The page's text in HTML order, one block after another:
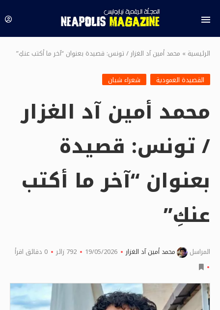
الرئيسية » محمد أمين آد الغزار / تونس: قصيدة بعنوان “آخر ما أكتب عنكِ”
القصيدة العمودية شعراء شبان
محمد أمين آد الغزار
/ تونس: قصيدة
بعنوان “آخر ما أكتب
عنكِ”
المراسل محمد أمين آد الغزار 19/05/2026
792 زائر